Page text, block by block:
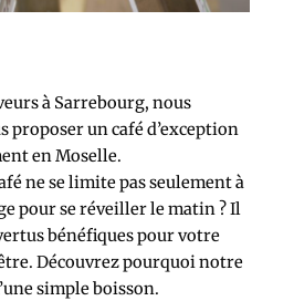
à Sarrebourg, nous
proposer un café d’exception
en Moselle.
ne se limite pas seulement à
pour se réveiller le matin ? Il
bénéfiques pour votre
Découvrez pourquoi notre
simple boisson.